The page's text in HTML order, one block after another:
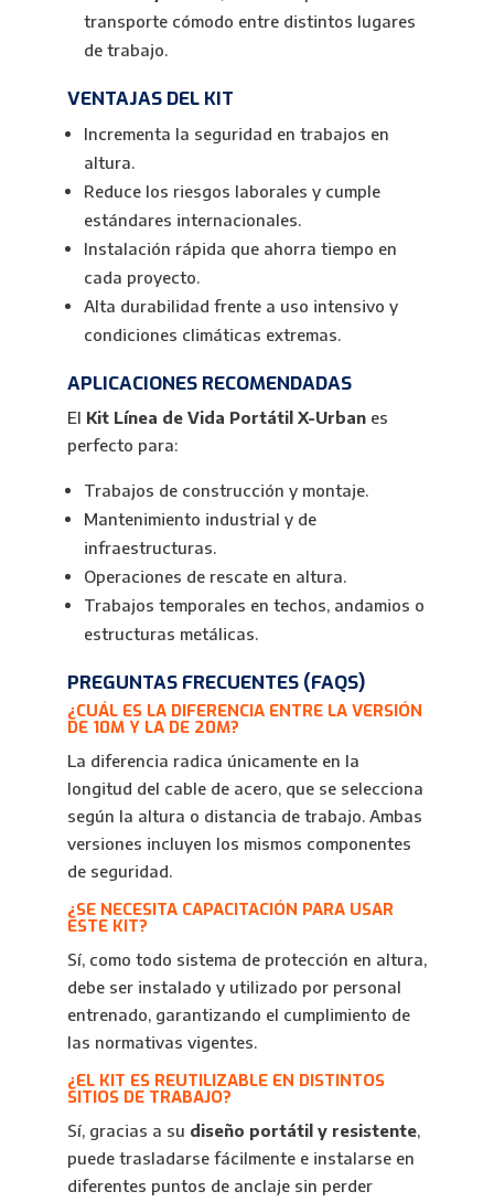
transporte cómodo entre distintos lugares
de trabajo.
VENTAJAS DEL KIT
Incrementa la seguridad en trabajos en
altura.
Reduce los riesgos laborales y cumple
estándares internacionales.
Instalación rápida que ahorra tiempo en
cada proyecto.
Alta durabilidad frente a uso intensivo y
condiciones climáticas extremas.
APLICACIONES RECOMENDADAS
El Kit Línea de Vida Portátil X-Urbanes
perfecto para:
Trabajos de construcción y montaje.
Mantenimiento industrial y de
infraestructuras.
Operaciones de rescate en altura.
Trabajos temporales en techos, andamios o
estructuras metálicas.
PREGUNTAS FRECUENTES (FAQS)
¿CUÁL ES LA DIFERENCIA ENTRE LA VERSIÓN
DE 10M Y LA DE 20M?
La diferencia radica únicamente en la
longitud del cable de acero, que se selecciona
según la altura o distancia de trabajo. Ambas
versiones incluyen los mismos componentes
de seguridad.
¿SE NECESITA CAPACITACIÓN PARA USAR
ESTE KIT?
Sí, como todo sistema de protección en altura,
debe ser instalado y utilizado por personal
entrenado, garantizando el cumplimiento de
las normativas vigentes.
¿EL KIT ES REUTILIZABLE EN DISTINTOS
SITIOS DE TRABAJO?
Sí, gracias a su diseño portátil y resistente,
puede trasladarse fácilmente e instalarse en
diferentes puntos de anclaje sin perder